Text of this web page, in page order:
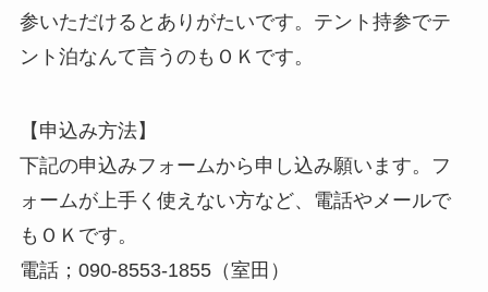
参いただけるとありがたいです。テント持参でテ
ント泊なんて言うのもＯＫです。
【申込み方法】
下記の申込みフォームから申し込み願います。フ
ォームが上手く使えない方など、電話やメールで
もＯＫです。
電話；090-8553-1855（室田）